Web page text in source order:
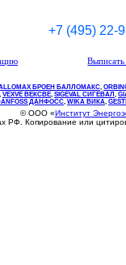
+7 (495) 22-
БРОЕН БАЛЛОМАКС,
, VEXVE ВЕКСВЕ, SIGEVAL СИГЕВАЛ ,
ДАНФОСС, WIKA ВИКА,
© ООО «Институт
РФ. Копирование или